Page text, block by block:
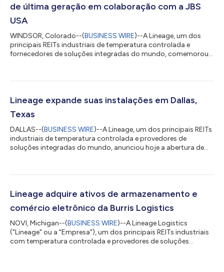
de última geração em colaboração com a JBS
USA
WINDSOR, Colorado--(BUSINESS WIRE)--A Lineage, um dos
principais REITs industriais de temperatura controlada e
fornecedores de soluções integradas do mundo, comemorou
uma empresa líder global em alimentos, a Lineage desenvolveu
os clientes da JBS. A instalação totalmente automatizada de
próxima geração em Windsor e...
Lineage expande suas instalações em Dallas,
Texas
DALLAS--(BUSINESS WIRE)--A Lineage, um dos principais REITs
industriais de temperatura controlada e provedores de
soluções integradas do mundo, anunciou hoje a abertura de
presença da Lineage no Texas, que agora totaliza quase 20
cúbicos de capacidade. A instalação de 343.250 pés
quadrados na 4150 N. Dallas Avenue atenderá a u...
Lineage adquire ativos de armazenamento e
comércio eletrônico da Burris Logistics
NOVI, Michigan--(BUSINESS WIRE)--A Lineage Logistics
("Lineage" ou a "Empresa"), um dos principais REITs industriais
com temperatura controlada e provedores de soluções